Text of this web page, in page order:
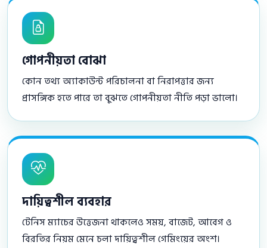
গোপনীয়তা বোঝা
কোন তথ্য অ্যাকাউন্ট পরিচালনা বা নিরাপত্তার জন্য
প্রাসঙ্গিক হতে পারে তা বুঝতে গোপনীয়তা নীতি পড়া ভালো।
দায়িত্বশীল ব্যবহার
টেনিস ম্যাচের উত্তেজনা থাকলেও সময়, বাজেট, আবেগ ও
বিরতির নিয়ম মেনে চলা দায়িত্বশীল গেমিংয়ের অংশ।